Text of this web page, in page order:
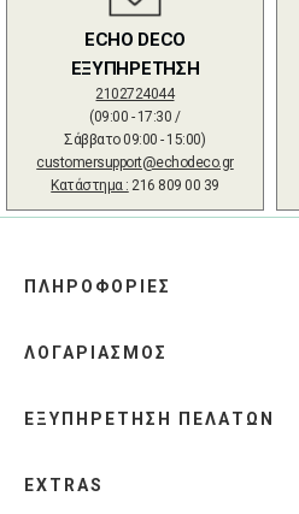
ECHO DECO
ΕΞΥΠΗΡΕΤΗΣΗ
2102724044
(09:00 - 17:30 /
Σάββατο 09:00 - 15:00)
customersupport@echodeco.gr
Κατάστημα : 216 809 00 39
ΠΛΗΡΟΦΟΡΙΕΣ
ΛΟΓΑΡΙΑΣΜΟΣ
ΕΞΥΠΗΡΕΤΗΣΗ ΠΕΛΑΤΩΝ
EXTRAS